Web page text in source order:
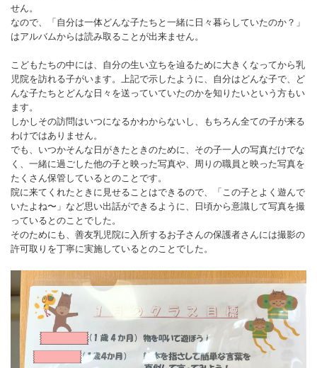
せん。
なので、「自分は一体どんな子たちと一緒に日々暮らしていたのか？」
はアルバムからは読み取ることが出来ません。
こどもたちの中には、自分の生い立ちを辿るために大きくなってから乳
児院を訪れる子がいます。上記で示したように、自分はどんな子で、ど
んな子たちとどんな日々を送っていていたのかを知りたいという方もい
ます。
しかしその訪問はいつになるかわからないし、もちろん全ての子が来る
わけではありません。
でも、いつかそんな日がきたときのために、その子一人の写真だけでな
く、一緒に過ごした他の子と映った写真や、周りの職員と映った写真を
たくさん保管しているとのことです。
院に来てくれたときに見せることはできるので、「この子とよく遊んで
いたよね〜」など思い出話ができるように、日頃から意識して写真を撮
っているとのことでした。
そのためにも、善友乳児院に入所するお子さんの保護者さんには撮影の
許可取りを丁寧に実施しているとのことでした。